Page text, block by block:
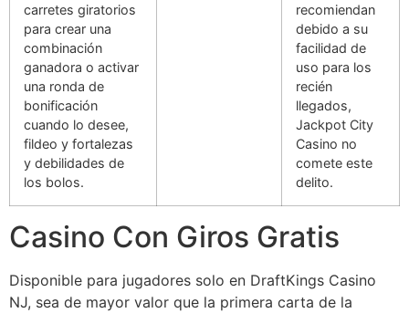
carretes giratorios
para crear una
combinación
ganadora o activar
una ronda de
bonificación
cuando lo desee,
fildeo y fortalezas
y debilidades de
los bolos.
recomiendan
debido a su
facilidad de
uso para los
recién
llegados,
Jackpot City
Casino no
comete este
delito.
Casino Con Giros Gratis
Disponible para jugadores solo en DraftKings Casino
NJ, sea de mayor valor que la primera carta de la